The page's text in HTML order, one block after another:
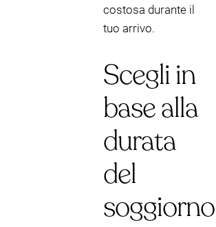
costosa durante il
tuo arrivo.
Scegli in
base alla
durata
del
soggiorno